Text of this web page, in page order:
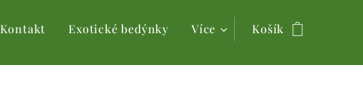
Kontakt Exotické bedýnky Více Košík